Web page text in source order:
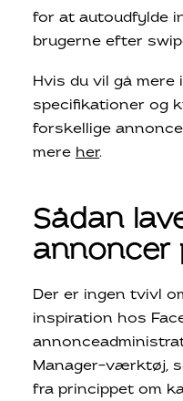
for at autoudfylde
brugerne efter
Hvis du vil gå mere
specifikationer og
forskellige
mere her.
Sådan
annoncer
Der er ingen tvivl
inspiration hos
Manager-værktøj,
fra princippet om